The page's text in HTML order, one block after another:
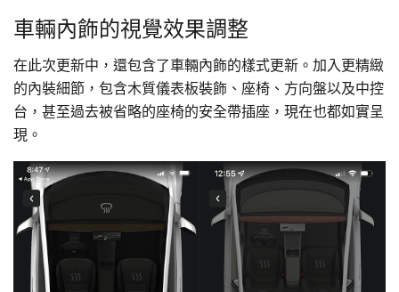
車輛內飾的視覺效果調整
在此次更新中，還包含了車輛內飾的樣式更新。加入更精緻
的內裝細節，包含木質儀表板裝飾、座椅、方向盤以及中控
台，甚至過去被省略的座椅的安全帶插座，現在也都如實呈
現。